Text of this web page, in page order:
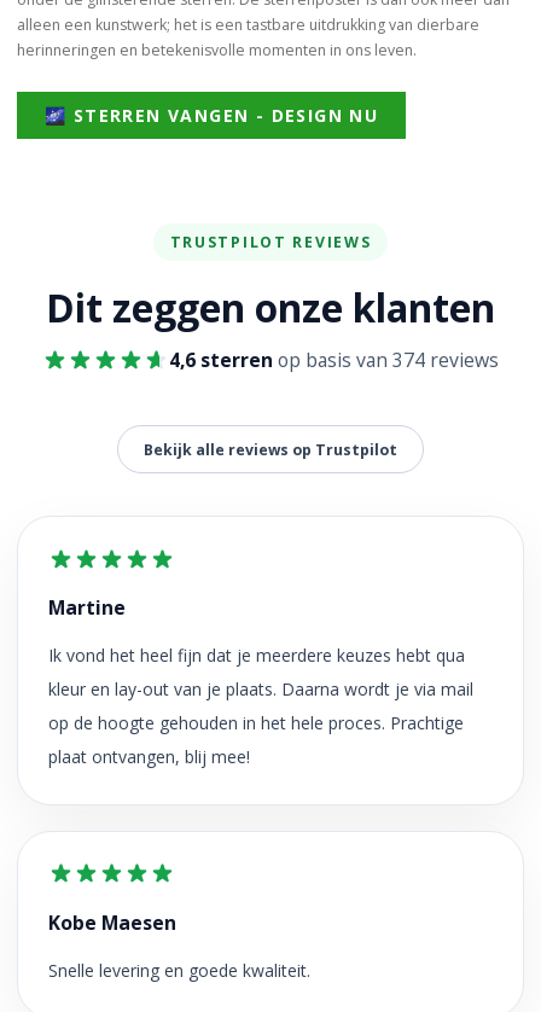
alleen een kunstwerk; het is een tastbare uitdrukking van dierbare
herinneringen en betekenisvolle momenten in ons leven.
🌌 STERREN VANGEN - DESIGN NU
TRUSTPILOT REVIEWS
Dit zeggen onze klanten
4,6 sterren op basis van 374 reviews
Bekijk alle reviews op Trustpilot
Martine
Ik vond het heel fijn dat je meerdere keuzes hebt qua
kleur en lay-out van je plaats. Daarna wordt je via mail
op de hoogte gehouden in het hele proces. Prachtige
plaat ontvangen, blij mee!
Kobe Maesen
Snelle levering en goede kwaliteit.